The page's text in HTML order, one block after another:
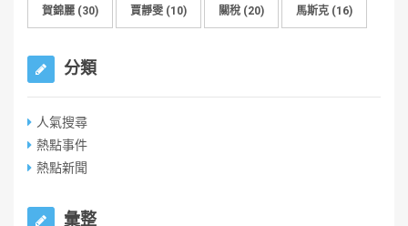
賀錦麗 (30) 賈靜雯 (10) 關稅 (20) 馬斯克 (16)
分類
人氣搜尋
熱點事件
熱點新聞
彙整